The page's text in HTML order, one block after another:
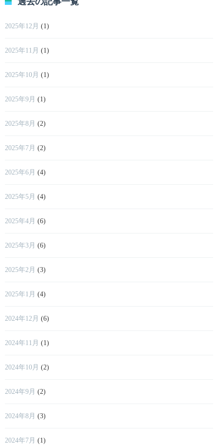
2025年12月 (1)
2025年11月 (1)
2025年10月 (1)
2025年9月 (1)
2025年8月 (2)
2025年7月 (2)
2025年6月 (4)
2025年5月 (4)
2025年4月 (6)
2025年3月 (6)
2025年2月 (3)
2025年1月 (4)
2024年12月 (6)
2024年11月 (1)
2024年10月 (2)
2024年9月 (2)
2024年8月 (3)
2024年7月 (1)